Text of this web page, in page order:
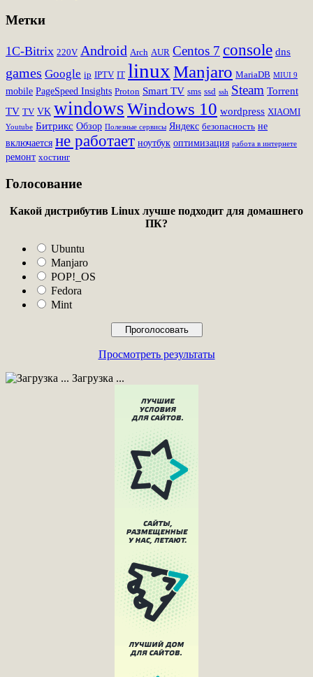
Метки
1C-Bitrix 220V Android Arch AUR Centos 7 console dns
games Google ip IPTV IT linuxManjaro MariaDB MIUI 9
mobile PageSpeed Insights Proton Smart TV sms ssd ssh Steam Torrent
TV TV VK windowsWindows 10 wordpress XIAOMI
Youtube Битрикс Обзор Полезные сервисы Яндекс безопасность не
включается не работает ноутбук оптимизация работа в интернете
ремонт хостинг
Голосование
Какой дистрибутив Linux лучше подходит для домашнего
ПК?
Ubuntu
Manjaro
POP!_OS
Fedora
Mint
Просмотреть результаты
Загрузка ...